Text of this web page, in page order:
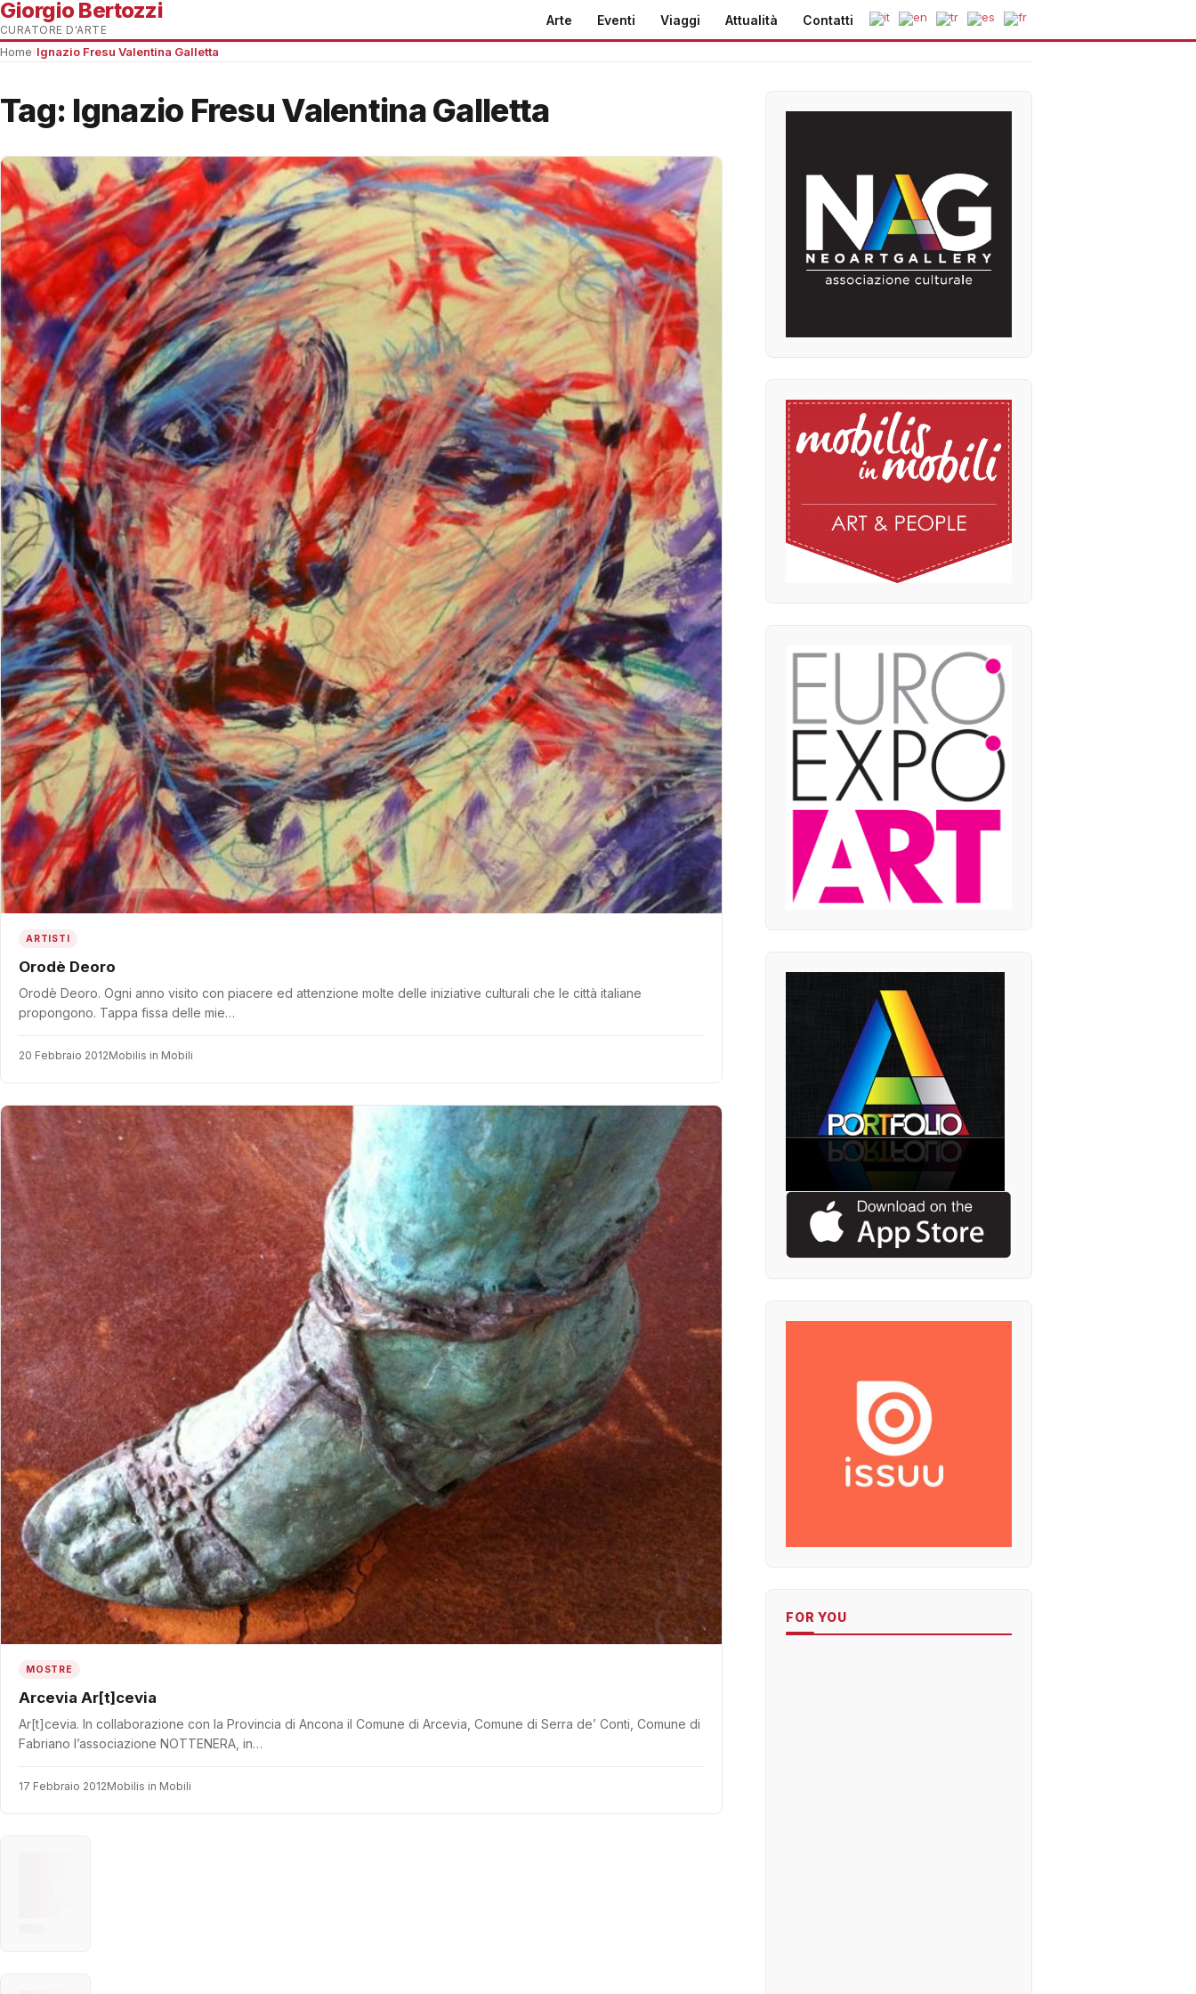
Giorgio Bertozzi
CURATORE D'ARTE
Arte Eventi Viaggi Attualità Contatti
Home Ignazio Fresu Valentina Galletta
Tag: Ignazio Fresu Valentina Galletta
ARTISTI
Orodè Deoro
Orodè Deoro. Ogni anno visito con piacere ed attenzione molte delle iniziative culturali che le città italiane
propongono. Tappa fissa delle mie…
20 Febbraio 2012Mobilis in Mobili
MOSTRE
Arcevia Ar[t]cevia
Ar[t]cevia. In collaborazione con la Provincia di Ancona il Comune di Arcevia, Comune di Serra de’ Conti, Comune di
Fabriano l’associazione NOTTENERA, in…
17 Febbraio 2012Mobilis in Mobili
FOR YOU